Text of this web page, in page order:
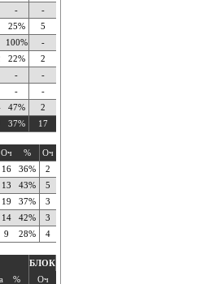
- -
25% 5
100% -
22% 2
- -
- -
47% 2
37% 17
Оч % Оч
16 36% 2
13 43% 5
19 37% 3
14 42% 3
9 28% 4
БЛОК
% Оч